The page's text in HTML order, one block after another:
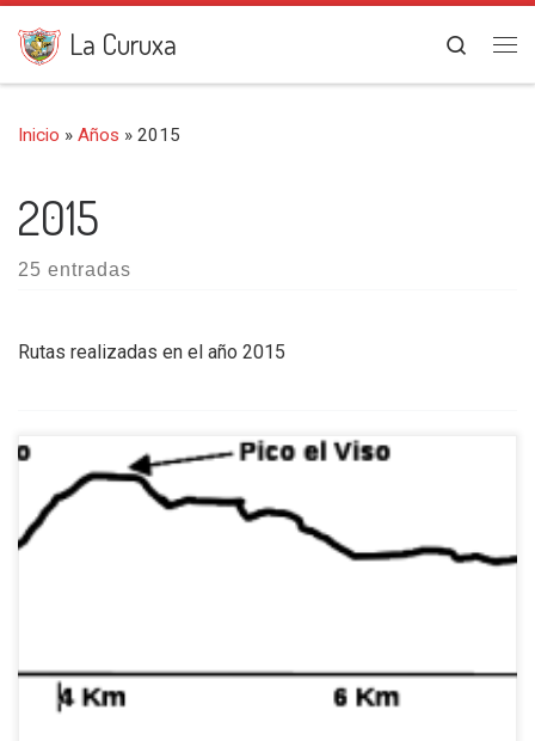
Saltar al contenido
La Curuxa
Search
Inicio » Años » 2015
2015
25 entradas
Rutas realizadas en el año 2015
Como es tradicional entre los montañeros y en nuestro
grupo, en esta salida se lleva a cabo la colocación de un